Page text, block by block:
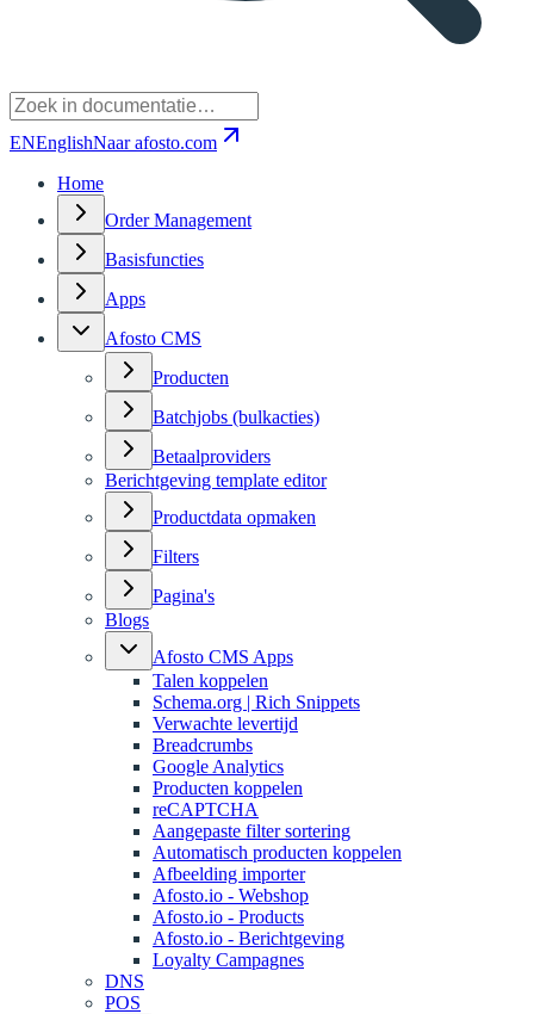
ENEnglishNaar afosto.com
Home
Order Management
Basisfuncties
Apps
Afosto CMS
Producten
Batchjobs (bulkacties)
Betaalproviders
Berichtgeving template editor
Productdata opmaken
Filters
Pagina's
Blogs
Afosto CMS Apps
Talen koppelen
Schema.org | Rich Snippets
Verwachte levertijd
Breadcrumbs
Google Analytics
Producten koppelen
reCAPTCHA
Aangepaste filter sortering
Automatisch producten koppelen
Afbeelding importer
Afosto.io - Webshop
Afosto.io - Products
Afosto.io - Berichtgeving
Loyalty Campagnes
DNS
POS